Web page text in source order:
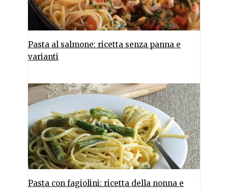
Pasta al salmone: ricetta senza panna e
varianti
Pasta con fagiolini: ricetta della nonna e